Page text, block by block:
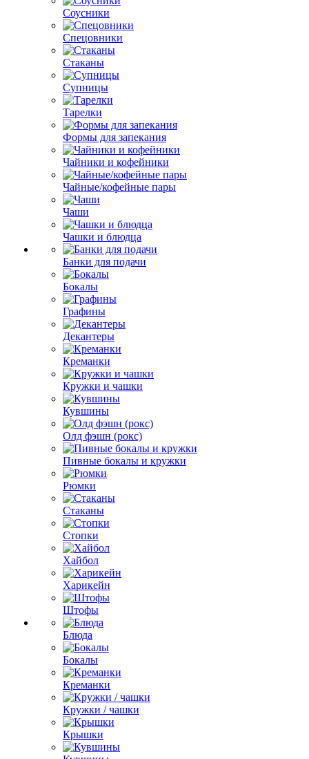
Соусники
Спецовники
Стаканы
Супницы
Тарелки
Формы для запекания
Чайники и кофейники
Чайные/кофейные пары
Чаши
Чашки и блюдца
Банки для подачи
Бокалы
Графины
Декантеры
Креманки
Кружки и чашки
Кувшины
Олд фэшн (рокс)
Пивные бокалы и кружки
Рюмки
Стаканы
Стопки
Хайбол
Харикейн
Штофы
Блюда
Бокалы
Креманки
Кружки / чашки
Крышки